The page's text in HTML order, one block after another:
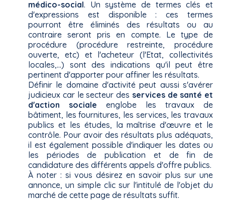
médico-social. Un système de termes clés et
d'expressions est disponible : ces termes
pourront être éliminés des résultats ou au
contraire seront pris en compte. Le type de
procédure (procédure restreinte, procédure
ouverte, etc) et l'acheteur (l'Etat, collectivités
locales,...) sont des indications qu'il peut être
pertinent d'apporter pour affiner les résultats.
Définir le domaine d'activité peut aussi s'avérer
judicieux car le secteur des services de santé et
d'action sociale englobe les travaux de
bâtiment, les fournitures, les services, les travaux
publics et les études, la maîtrise d'œuvre et le
contrôle. Pour avoir des résultats plus adéquats,
il est également possible d'indiquer les dates ou
les périodes de publication et de fin de
candidature des différents appels d'offre publics.
À noter : si vous désirez en savoir plus sur une
annonce, un simple clic sur l'intitulé de l'objet du
marché de cette page de résultats suffit.